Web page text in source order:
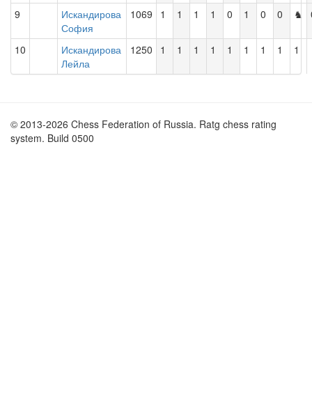
9
Искандирова
София
1069 1 1 1 1 0 1 0 0 ♞
10
Искандирова
Лейла
1250 1 1 1 1 1 1 1 1 1
© 2013-2026 Chess Federation of Russia. Ratg chess rating
system. Build 0500